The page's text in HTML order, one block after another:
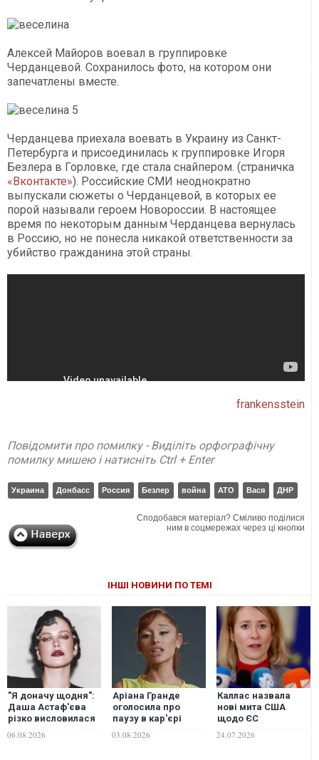
Алексей Майоров воевал в группировке
Черданцевой. Сохранилось фото, на котором они
запечатлены вместе.
Черданцева приехала воевать в Украину из Санкт-
Петербурга и присоединилась к группировке Игоря
Безлера в Горловке, где стала снайпером. (страничка
«Вконтакте»). Российские СМИ неоднократно
выпускали сюжеты о Черданцевой, в которых ее
порой называли героем Новороссии. В настоящее
время по некоторым данным Черданцева вернулась
в Россию, но не понесла никакой ответственности за
убийство гражданина этой страны.
frankensstein
Повідомити про помилку - Виділіть орфографічну
помилку мишею і натисніть Ctrl + Enter
Украина Донбасс Россия Безлер война АТО Вася ДНР
Сподобався матеріал? Сміливо поділися
ним в соцмережах через ці кнопки
ІНШІ НОВИНИ ПО ТЕМІ
"Я доначу щодня":
Даша Астаф'єва
різко висловилася
забули про війну
06.08.2026
Аріана Гранде
оголосила про
паузу в кар'єрі
тиск публіки
03.08.2026
Каллас назвала
нові мита США
щодо ЄС
несподіванкою"
24.07.2026